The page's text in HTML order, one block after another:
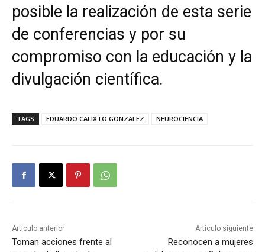
posible la realización de esta serie
de conferencias y por su
compromiso con la educación y la
divulgación científica.
TAGS EDUARDO CALIXTO GONZALEZ NEUROCIENCIA
Artículo anterior
Toman acciones frente al
Artículo siguiente
Reconocen a mujeres